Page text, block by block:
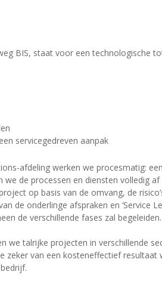
BIS, staat voor een technologische
servicegedreven aanpak
afdeling werken we procesmatig:
we de processen en diensten volledig
op basis van de omvang, de
de onderlinge afspraken en ‘Service
de verschillende fases zal begeleiden.
we talrijke projecten in verschillende
zeker van een kosteneffectief